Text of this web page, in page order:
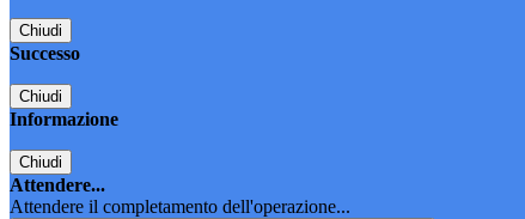
Chiudi
Successo
Chiudi
Informazione
Chiudi
Attendere...
Attendere il completamento dell'operazione...